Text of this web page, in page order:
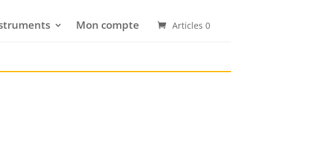
Mon compte Articles 0